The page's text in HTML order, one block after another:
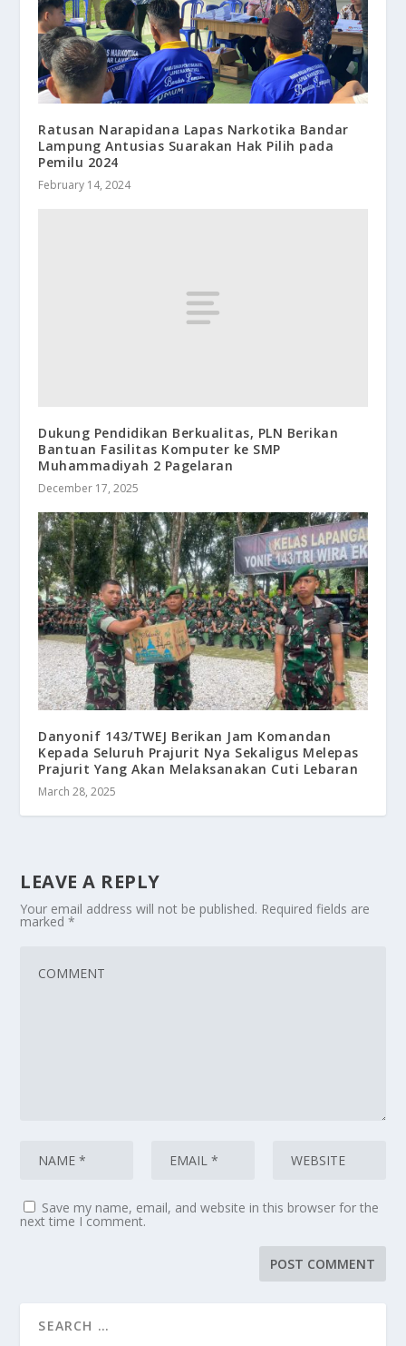
Ratusan Narapidana Lapas Narkotika Bandar
Lampung Antusias Suarakan Hak Pilih pada
Pemilu 2024
February 14, 2024
Dukung Pendidikan Berkualitas, PLN Berikan
Bantuan Fasilitas Komputer ke SMP
Muhammadiyah 2 Pagelaran
December 17, 2025
Danyonif 143/TWEJ Berikan Jam Komandan
Kepada Seluruh Prajurit Nya Sekaligus Melepas
Prajurit Yang Akan Melaksanakan Cuti Lebaran
March 28, 2025
LEAVE A REPLY
Your email address will not be published. Required fields are
marked*
Save my name, email, and website in this browser for the
next time I comment.